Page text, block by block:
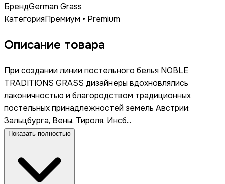
БрендGerman Grass
КатегорияПремиум • Premium
Описание товара
При создании линии постельного белья NOBLE
TRADITIONS GRASS дизайнеры вдохновлялись
лаконичностью и благородством традиционных
постельных принадлежностей земель Австрии:
Зальцбурга, Вены, Тироля, Инсб...
Показать полностью